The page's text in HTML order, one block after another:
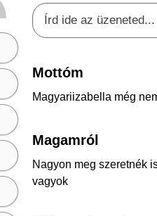
Mottóm
Magyariizabella még
Magamról
Nagyon meg szeretnék
vagyok